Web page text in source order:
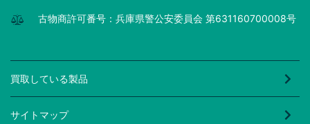
古物商許可番号：兵庫県警公安委員会 第631160700008号
買取している製品
サイトマップ